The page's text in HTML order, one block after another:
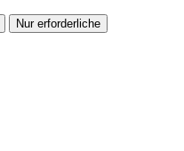
Nur erforderliche